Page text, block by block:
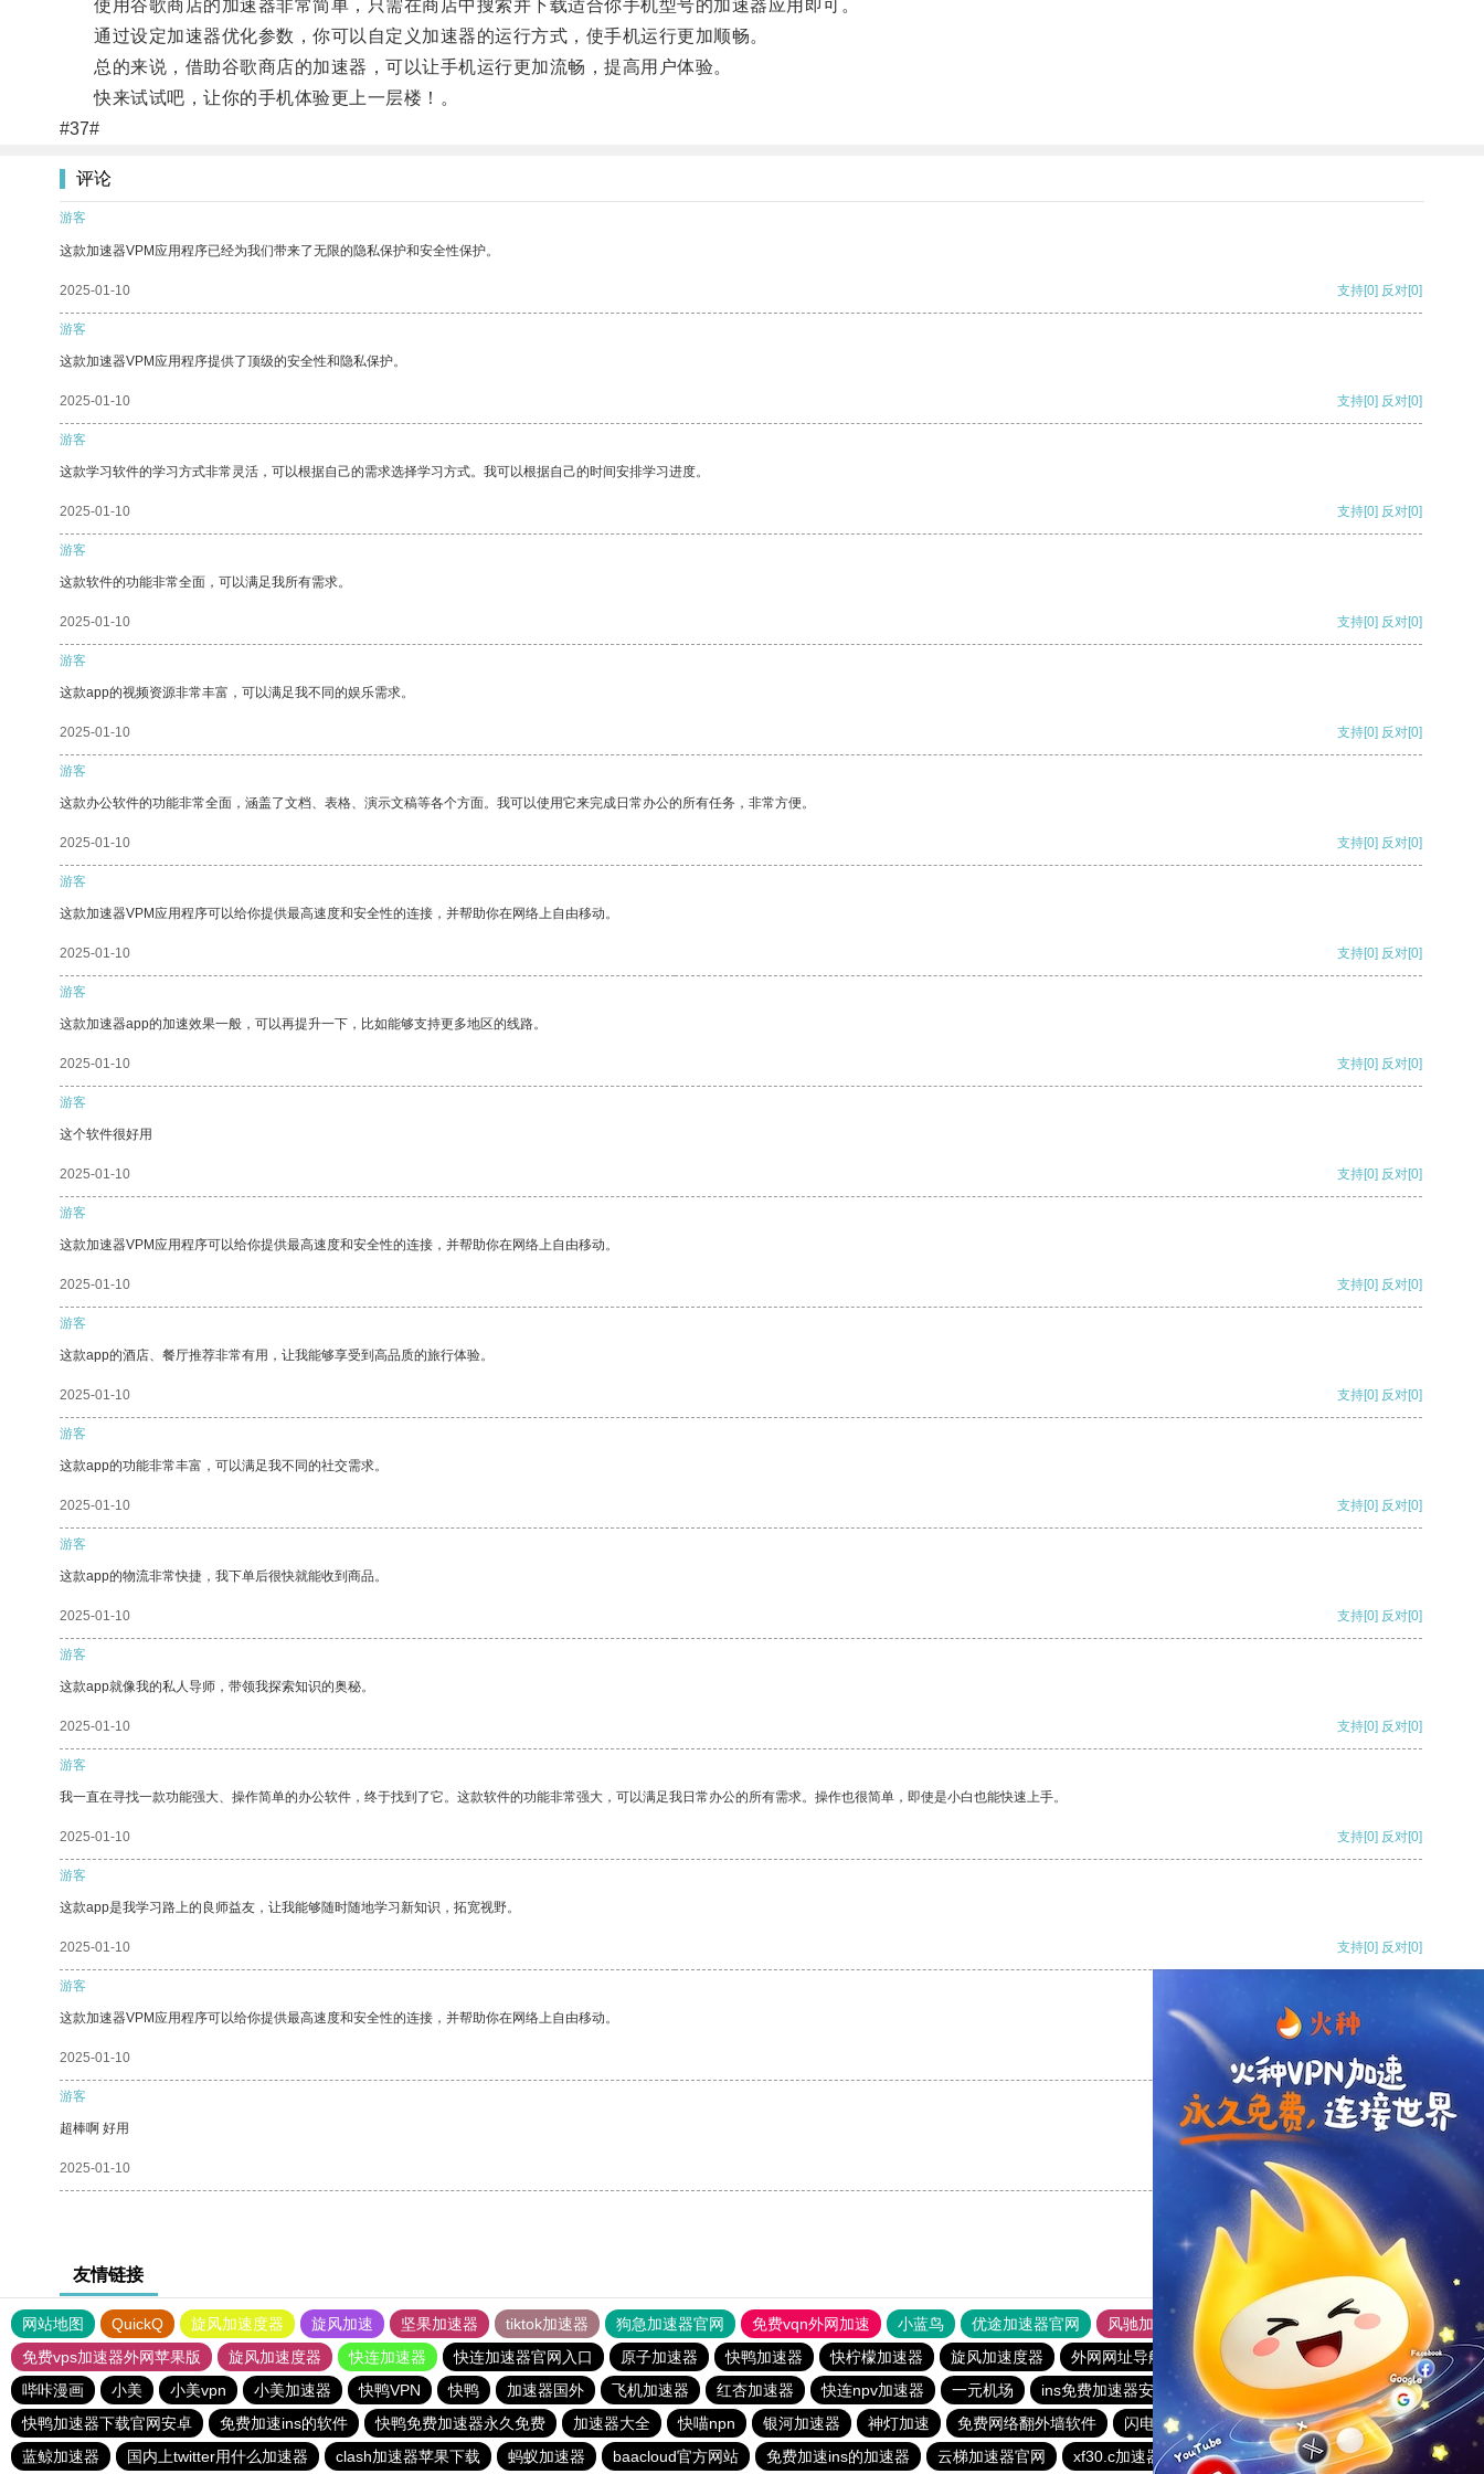
使用谷歌商店的加速器非常简单，只需在商店中搜索并下载适合你手机型号的加速器应用即可。
通过设定加速器优化参数，你可以自定义加速器的运行方式，使手机运行更加顺畅。
总的来说，借助谷歌商店的加速器，可以让手机运行更加流畅，提高用户体验。
快来试试吧，让你的手机体验更上一层楼！。
#37#
评论
游客
这款加速器VPM应用程序已经为我们带来了无限的隐私保护和安全性保护。
2025-01-10 支持[0] 反对[0]
游客
这款加速器VPM应用程序提供了顶级的安全性和隐私保护。
2025-01-10 支持[0] 反对[0]
游客
这款学习软件的学习方式非常灵活，可以根据自己的需求选择学习方式。我可以根据自己的时间安排学习进度。
2025-01-10 支持[0] 反对[0]
游客
这款软件的功能非常全面，可以满足我所有需求。
2025-01-10 支持[0] 反对[0]
游客
这款app的视频资源非常丰富，可以满足我不同的娱乐需求。
2025-01-10 支持[0] 反对[0]
游客
这款办公软件的功能非常全面，涵盖了文档、表格、演示文稿等各个方面。我可以使用它来完成日常办公的所有任务，非常方便。
2025-01-10 支持[0] 反对[0]
游客
这款加速器VPM应用程序可以给你提供最高速度和安全性的连接，并帮助你在网络上自由移动。
2025-01-10 支持[0] 反对[0]
游客
这款加速器app的加速效果一般，可以再提升一下，比如能够支持更多地区的线路。
2025-01-10 支持[0] 反对[0]
游客
这个软件很好用
2025-01-10 支持[0] 反对[0]
游客
这款加速器VPM应用程序可以给你提供最高速度和安全性的连接，并帮助你在网络上自由移动。
2025-01-10 支持[0] 反对[0]
游客
这款app的酒店、餐厅推荐非常有用，让我能够享受到高品质的旅行体验。
2025-01-10 支持[0] 反对[0]
游客
这款app的功能非常丰富，可以满足我不同的社交需求。
2025-01-10 支持[0] 反对[0]
游客
这款app的物流非常快捷，我下单后很快就能收到商品。
2025-01-10 支持[0] 反对[0]
游客
这款app就像我的私人导师，带领我探索知识的奥秘。
2025-01-10 支持[0] 反对[0]
游客
我一直在寻找一款功能强大、操作简单的办公软件，终于找到了它。这款软件的功能非常强大，可以满足我日常办公的所有需求。操作也很简单，即使是小白也能快速上手。
2025-01-10 支持[0] 反对[0]
游客
这款app是我学习路上的良师益友，让我能够随时随地学习新知识，拓宽视野。
2025-01-10 支持[0] 反对[0]
游客
这款加速器VPM应用程序可以给你提供最高速度和安全性的连接，并帮助你在网络上自由移动。
2025-01-10 支持 反对
游客
超棒啊 好用
2025-01-10 [0]
友情链接
网站地图 QuickQ 旋风加速度器 旋风加速 坚果加速器 tiktok加速器 狗急加速器官网 免费vqn外网加速 小蓝鸟 优途加速器官网 风驰加速器
旋风加速器
免费vps加速器外网苹果版
旋风加速度器 快连加速器 快连加速器官网入口 原子加速器 快鸭加速器 快柠檬加速器 旋风加速度器 外网网址导航 软件中心 雷霆加速
狂飙加速器
哔咔漫画
小美 小美vpn 小美加速器 快鸭VPN 快鸭 加速器国外 飞机加速器 红杏加速器 快连npv加速器 一元机场 ins免费加速器安卓下载
免费翻外墙
快鸭加速器下载官网安卓
免费加速ins的软件 快鸭免费加速器永久免费 加速器大全 快喵npn 银河加速器 神灯加速 免费网络翻外墙软件
闪电猫加速器 – 闪电猫加速器30天免费
蓝鲸加速器
国内上twitter用什么加速器 clash加速器苹果下载 蚂蚁加速器 baacloud官方网站 免费加速ins的加速器 云梯加速器官网 xf30.c加速器 原子加速器 黑洞加速官网